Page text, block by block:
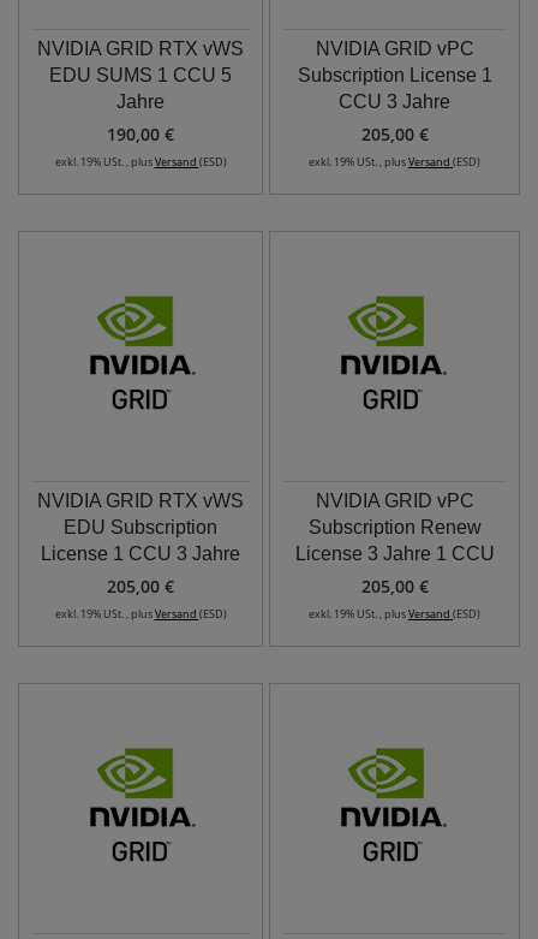
NVIDIA GRID RTX vWS
EDU SUMS 1 CCU 5
Jahre
190,00 €
exkl. 19% USt. , plusVersand (ESD)
NVIDIA GRID vPC
Subscription License 1
CCU 3 Jahre
205,00 €
exkl. 19% USt. , plusVersand (ESD)
NVIDIA GRID RTX vWS
EDU Subscription
License 1 CCU 3 Jahre
205,00 €
exkl. 19% USt. , plusVersand (ESD)
NVIDIA GRID vPC
Subscription Renew
License 3 Jahre 1 CCU
205,00 €
exkl. 19% USt. , plusVersand (ESD)